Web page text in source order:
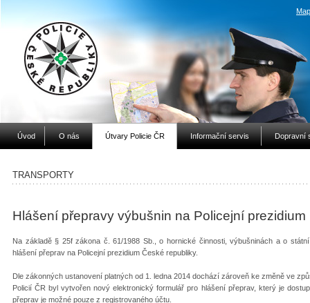
Úvod O nás Útvary Policie ČR Informační servis Dopravní
TRANSPORTY
Hlášení přepravy výbušnin na Policejní prezidium
Na základě § 25f zákona č. 61/1988 Sb., o hornické činnosti, výbušninách a o
hlášení přeprav na Policejní prezidium České republiky.
Dle zákonných ustanovení platných od 1. ledna 2014 dochází zároveň ke změně ve
Policií ČR byl vytvořen nový elektronický formulář pro hlášení přeprav, který je
přeprav je možné pouze z registrovaného účtu.